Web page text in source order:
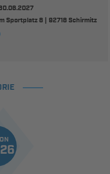
Sportplatz 8 | 92718 Schirmitz